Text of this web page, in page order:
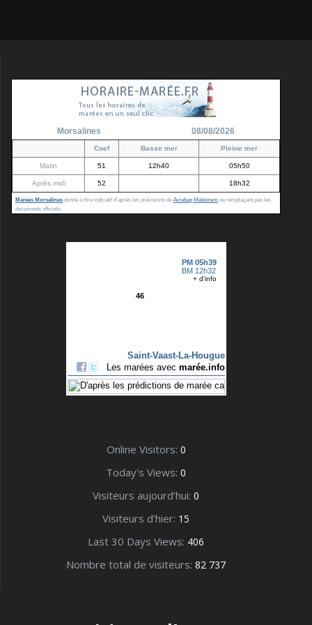
Morsalines 08/08/2026
Coef Basse mer Pleine mer
Matin 51 12h40 05h50
Après midi 52 18h32
Marées Morsalines donné à titre indicatif d'après les prévisions de Aviabag Météorem ne remplaçant pas les
documents officiels.
Online Visitors: 0
Today's Views: 0
Visiteurs aujourd’hui: 0
Visiteurs d’hier: 15
Last 30 Days Views: 406
Nombre total de visiteurs: 82 737